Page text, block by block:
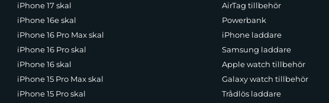
iPhone 17 skal
iPhone 16e skal
iPhone 16 Pro Max skal
iPhone 16 Pro skal
iPhone 16 skal
iPhone 15 Pro Max skal
iPhone 15 Pro skal
AirTag tillbehör
Powerbank
iPhone laddare
Samsung laddare
Apple watch tillbehör
Galaxy watch tillbehör
Trådlös laddare